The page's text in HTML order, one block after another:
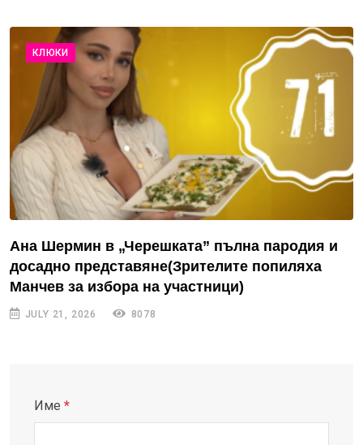
КЛЮКИ
Ана Шермин в „Черешката” пълна пародия и
досадно представяне(Зрителите попиляха
Манчев за избора на участници)
JULY 21, 2026 8078
Име *